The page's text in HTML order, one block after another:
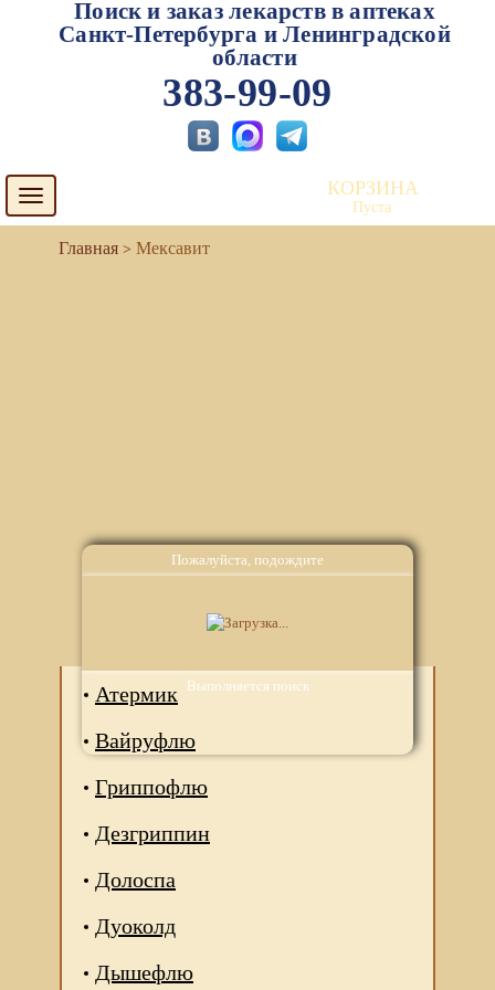
Пожалуйста, подождите
Выполняется поиск
Поиск и заказ лекарств в аптеках
Санкт-Петербурга и Ленинградской
области
383-99-09
Toggle
navigation
КОРЗИНА
Пуста
Мексавит
Аналоги
Атермик
Вайруфлю
Гриппофлю
Дезгриппин
Долоспа
Дуоколд
Дышефлю